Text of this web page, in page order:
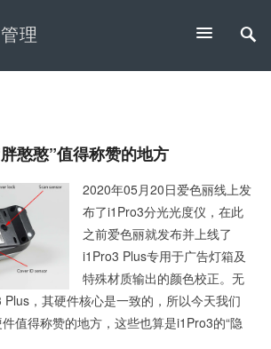
理
憨憨”值得称赞的地方
2020年05月20日爱色丽线上发
布了i1Pro3分光光度仪，在此
之前爱色丽就发布并上线了
i1Pro3 Plus专用于广告灯箱及
特殊材质输出的颜色校正。无
，其硬件核心是一致的，所以今天我们
值得称赞的地方，这些也算是i1Pro3的“隐